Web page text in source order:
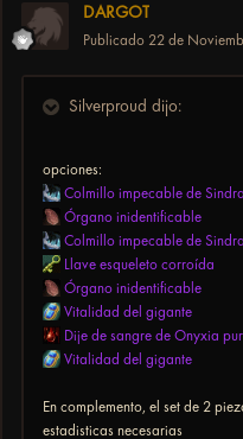
DARGOT
Publicado 22 de
Silverproud dijo:
opciones:
Colmillo impecable de
Órgano inidentificable
Colmillo impecable de
Llave esqueleto corroída
Órgano inidentificable
Vitalidad del gigante
Dije de sangre de Onyxia
Vitalidad del gigante
En complemento, el set de 2
estadisticas necesarias